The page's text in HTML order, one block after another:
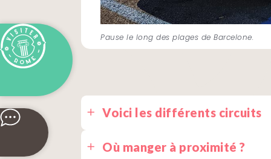
Pause le long des plages de Barcelone.
Voici les différents circuits
Où manger à proximité ?